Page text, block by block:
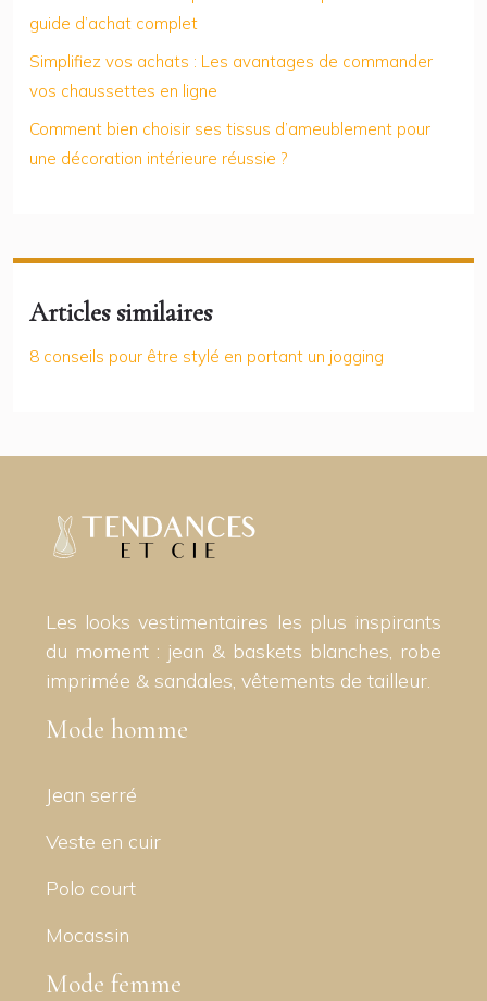
guide d’achat complet
Simplifiez vos achats : Les avantages de commander
vos chaussettes en ligne
Comment bien choisir ses tissus d’ameublement pour
une décoration intérieure réussie ?
Articles similaires
8 conseils pour être stylé en portant un jogging
Les looks vestimentaires les plus inspirants
du moment : jean & baskets blanches, robe
imprimée & sandales, vêtements de tailleur.
Mode homme
Jean serré
Veste en cuir
Polo court
Mocassin
Mode femme